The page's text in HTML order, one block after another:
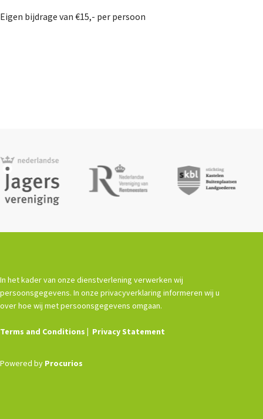
Eigen bijdrage van €15,- per persoon
In het kader van onze dienstverlening verwerken wij
persoonsgegevens. In onze privacyverklaring informeren wij u
over hoe wij met persoonsgegevens omgaan.
Terms and Conditions Privacy Statement
Powered by Procurios